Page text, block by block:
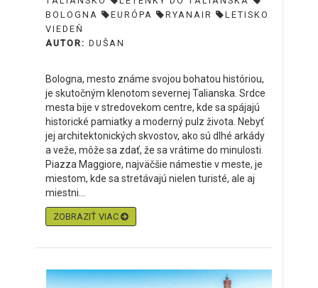
BOLOGNA
EURÓPA RYANAIR
LETISKO
VIEDEŇ
AUTOR: DUŠAN
Bologna, mesto známe svojou bohatou históriou,
je skutočným klenotom severnej Talianska. Srdce
mesta bije v stredovekom centre, kde sa spájajú
historické pamiatky a moderný pulz života. Nebyť
jej architektonických skvostov, ako sú dlhé arkády
a veže, môže sa zdať, že sa vrátime do minulosti.
Piazza Maggiore, najväčšie námestie v meste, je
miestom, kde sa stretávajú nielen turisté, ale aj
miestni...
ZOBRAZIŤ VIAC